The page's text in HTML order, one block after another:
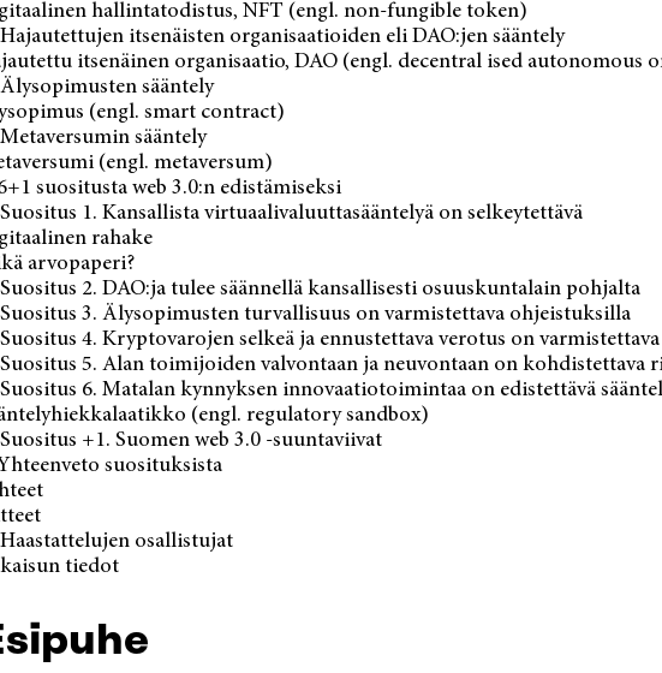
hallintatodistus, NFT (engl. non-fungible token)
Hajautettujen itsenäisten organisaatioiden eli DAO:jen sääntely
itsenäinen organisaatio, DAO (engl. decentral ised autonomous
Älysopimusten sääntely
(engl. smart contract)
Metaversumin sääntely
(engl. metaversum)
suositusta web 3.0:n edistämiseksi
Suositus 1. Kansallista virtuaalivaluuttasääntelyä on selkeytettävä
rahake
arvopaperi?
Suositus 2. DAO:ja tulee säännellä kansallisesti osuuskuntalain pohjalta
Suositus 3. Älysopimusten turvallisuus on varmistettava ohjeistuksilla
Suositus 4. Kryptovarojen selkeä ja ennustettava verotus on varmistettava
Suositus 5. Alan toimijoiden valvontaan ja neu­vontaan on kohdistettava
Suositus 6. Matalan kynnyksen innovaatiotoimintaa on edistettävä
(engl. regulatory sandbox)
Suositus +1. Suomen web 3.0 -suuntaviivat
suosituksista
Haastattelujen osallistujat
tiedot